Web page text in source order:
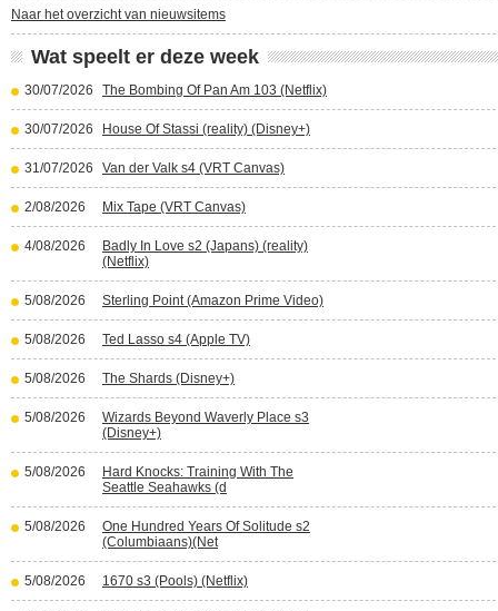
Naar het overzicht van nieuwsitems
Wat speelt er deze week
30/07/2026 The Bombing Of Pan Am 103 (Netflix)
30/07/2026 House Of Stassi (reality) (Disney+)
31/07/2026 Van der Valk s4 (VRT Canvas)
2/08/2026 Mix Tape (VRT Canvas)
4/08/2026
Badly In Love s2 (Japans) (reality)
(Netflix)
5/08/2026 Sterling Point (Amazon Prime Video)
5/08/2026 Ted Lasso s4 (Apple TV)
5/08/2026 The Shards (Disney+)
5/08/2026
Wizards Beyond Waverly Place s3
(Disney+)
5/08/2026
Hard Knocks: Training With The
Seattle Seahawks (d
5/08/2026
One Hundred Years Of Solitude s2
(Columbiaans)(Net
5/08/2026 1670 s3 (Pools) (Netflix)